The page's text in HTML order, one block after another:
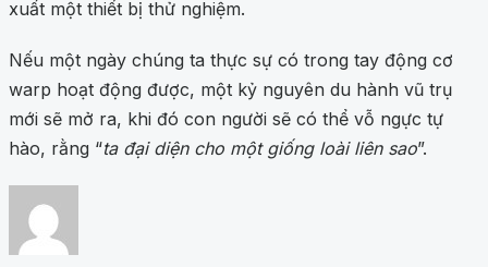
xuất một thiết bị thử nghiệm.
Nếu một ngày chúng ta thực sự có trong tay động cơ
warp hoạt động được, một kỷ nguyên du hành vũ trụ
mới sẽ mở ra, khi đó con người sẽ có thể vỗ ngực tự
hào, rằng “ta đại diện cho một giống loài liên sao”.